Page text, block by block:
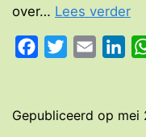
over… Lees verderHet
FacebookTwitterEmail
Gepubliceerd op mei